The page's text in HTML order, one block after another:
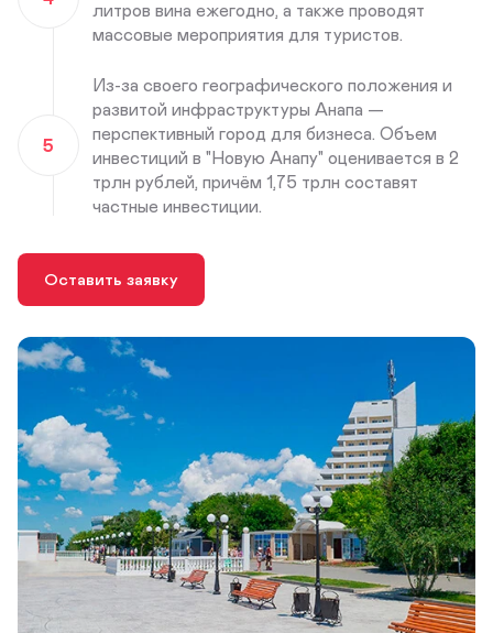
литров вина ежегодно, а также проводят
массовые мероприятия для туристов.
5
Из-за своего географического положения и
развитой инфраструктуры Анапа —
перспективный город для бизнеса. Объем
инвестиций в "Новую Анапу" оценивается в 2
трлн рублей, причём 1,75 трлн составят
частные инвестиции.
Оставить заявку